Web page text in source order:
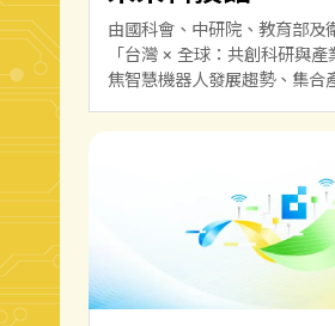
由國科會、中研院、教育部及
「台灣 × 全球：共創科研與
焦智慧機器人發展趨勢、集合
的產業生態系，鏈結前瞻技術